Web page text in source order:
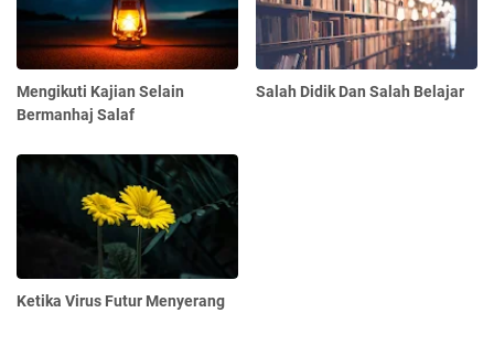
Mengikuti Kajian Selain
Bermanhaj Salaf
Salah Didik Dan Salah Belajar
Ketika Virus Futur Menyerang